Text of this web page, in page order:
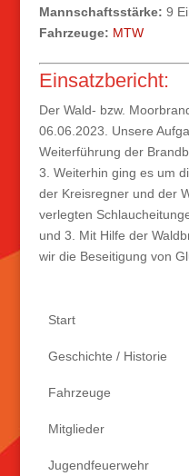
Mannschaftsstärke: 9
Fahrzeuge: MTW
Einsatzbericht:
Der Wald- bzw.
06.06.2023. Unsere
Weiterführung der
3. Weiterhin ging es um
der Kreisregner und der
verlegten
und 3. Mit Hilfe der
wir die Beseitigung von
Start
Geschichte / Historie
Fahrzeuge
Mitglieder
Jugendfeuerwehr